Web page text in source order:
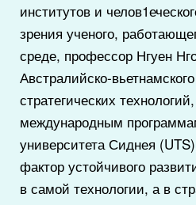
институтов и
зрения ученого,
среде, профессор Нгуен
Австралийско-
стратегических
международным
университета Сиднея
фактор устойчивого
в самой технологии, а в